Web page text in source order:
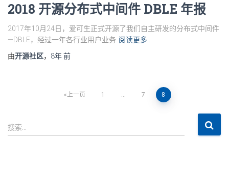
2018 开源分布式中间件 DBLE 年报
2017年10月24日，爱可生正式开源了我们自主研发的分布式中间件
—DBLE，经过一年各行业用户业务 阅读更多…
由开源社区， 8年前
上一页 1 … 7 8
搜索…